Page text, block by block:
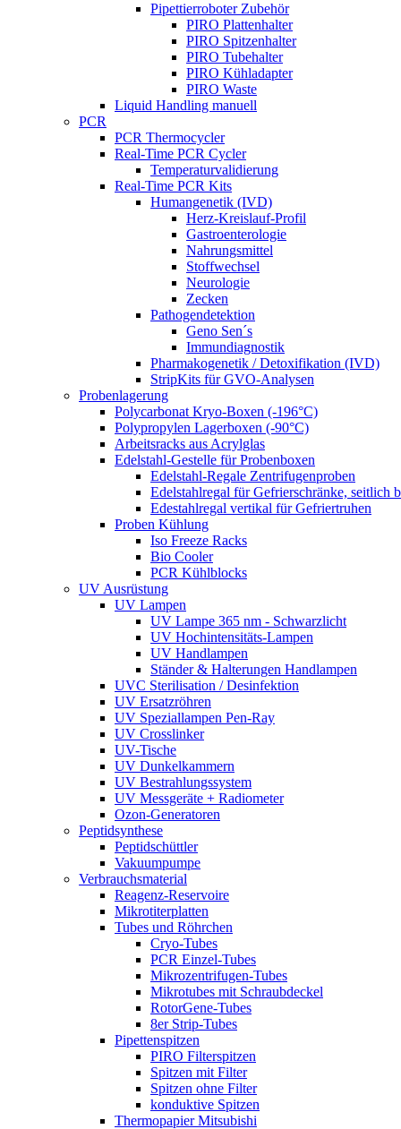
Pipettierroboter Zubehör
PIRO Plattenhalter
PIRO Spitzenhalter
PIRO Tubehalter
PIRO Kühladapter
PIRO Waste
Liquid Handling manuell
PCR
PCR Thermocycler
Real-Time PCR Cycler
Temperaturvalidierung
Real-Time PCR Kits
Humangenetik (IVD)
Herz-Kreislauf-Profil
Gastroenterologie
Nahrungsmittel
Stoffwechsel
Neurologie
Zecken
Pathogendetektion
Geno Sen´s
Immundiagnostik
Pharmakogenetik / Detoxifikation (IVD)
StripKits für GVO-Analysen
Probenlagerung
Polycarbonat Kryo-Boxen (-196°C)
Polypropylen Lagerboxen (-90°C)
Arbeitsracks aus Acrylglas
Edelstahl-Gestelle für Probenboxen
Edelstahl-Regale Zentrifugenproben
Edelstahlregal für Gefrierschränke, seitlich
Edestahlregal vertikal für Gefriertruhen
Proben Kühlung
Iso Freeze Racks
Bio Cooler
PCR Kühlblocks
UV Ausrüstung
UV Lampen
UV Lampe 365 nm - Schwarzlicht
UV Hochintensitäts-Lampen
UV Handlampen
Ständer & Halterungen Handlampen
UVC Sterilisation / Desinfektion
UV Ersatzröhren
UV Speziallampen Pen-Ray
UV Crosslinker
UV-Tische
UV Dunkelkammern
UV Bestrahlungssystem
UV Messgeräte + Radiometer
Ozon-Generatoren
Peptidsynthese
Peptidschüttler
Vakuumpumpe
Verbrauchsmaterial
Reagenz-Reservoire
Mikrotiterplatten
Tubes und Röhrchen
Cryo-Tubes
PCR Einzel-Tubes
Mikrozentrifugen-Tubes
Mikrotubes mit Schraubdeckel
RotorGene-Tubes
8er Strip-Tubes
Pipettenspitzen
PIRO Filterspitzen
Spitzen mit Filter
Spitzen ohne Filter
konduktive Spitzen
Thermopapier Mitsubishi